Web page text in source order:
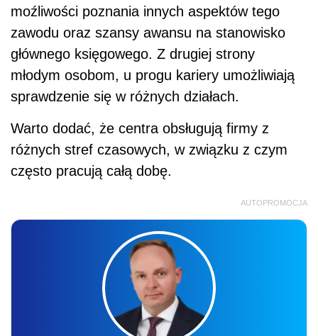
moźliwości poznania innych aspektów tego
zawodu oraz szansy awansu na stanowisko
głównego księgowego. Z drugiej strony
młodym osobom, u progu kariery umożliwiają
sprawdzenie się w różnych działach.
Warto dodać, że centra obsługują firmy z
różnych stref czasowych, w związku z czym
często pracują całą dobę.
AUTOPROMOCJA